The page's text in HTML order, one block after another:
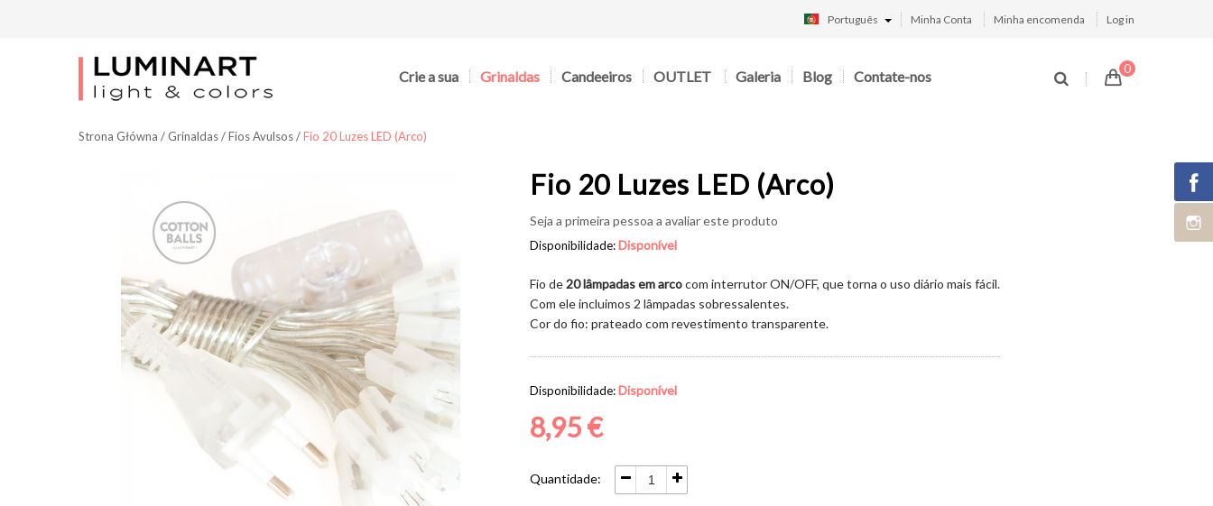
Minha Conta Minha encomenda Log in
Português
0
Crie a sua Grinaldas Candeeiros OUTLET Galeria Blog Contate-nos
Strona Główna / Grinaldas/Fios Avulsos/Fio 20 Luzes LED (arco)
Fio 20 Luzes LED (arco)
Seja a primeira pessoa a avaliar este produto
Disponibilidade:Disponível
Fio de20 lâmpadasem arcocom interrutor ON/OFF, que torna o uso diário mais fácil.
Com ele incluimos 2 lâmpadas sobressalentes.
Cor do fio: prateado com revestimento transparente.
Disponibilidade:Disponível
8,95 €
Quantidade: